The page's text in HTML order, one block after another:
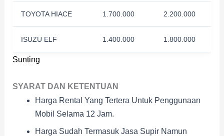
Sunting
TOYOTA HIACE 1.700.000 2.200.000
ISUZU ELF 1.400.000 1.800.000
SYARAT DAN KETENTUAN
Harga Rental Yang Tertera Untuk Penggunaan
Mobil Selama 12 Jam.
Harga Sudah Termasuk Jasa Supir Namun